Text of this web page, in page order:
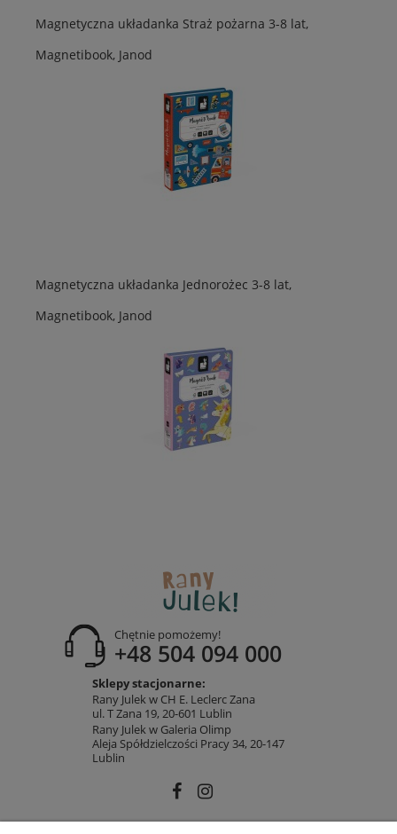
Magnetyczna układanka Straż pożarna 3-8 lat,
Magnetibook, Janod
Magnetyczna układanka Jednorożec 3-8 lat,
Magnetibook, Janod
Chętnie pomożemy!
+48 504 094 000
Sklepy stacjonarne:
Rany Julek w CH E. Leclerc Zana
ul. T Zana 19, 20-601 Lublin
Rany Julek w Galeria Olimp
Aleja Spółdzielczości Pracy 34, 20-147
Lublin